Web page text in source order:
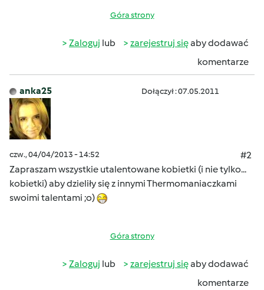
Góra strony
Zaloguj lub zarejestruj sięaby dodawać
komentarze
anka25 Dołączył : 07.05.2011
czw., 04/04/2013 - 14:52
#2
Zapraszam wszystkie utalentowane kobietki (i nie tylko...
kobietki) aby dzieliły się z innymi Thermomaniaczkami
swoimi talentami ;o)
Góra strony
Zaloguj lub zarejestruj sięaby dodawać
komentarze